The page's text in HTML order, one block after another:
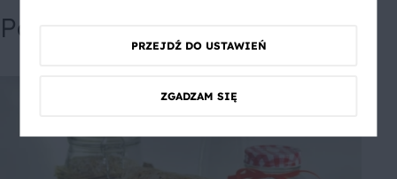
Powiązane przepisy
PRZEJDŹ DO USTAWIEŃ
ZGADZAM SIĘ